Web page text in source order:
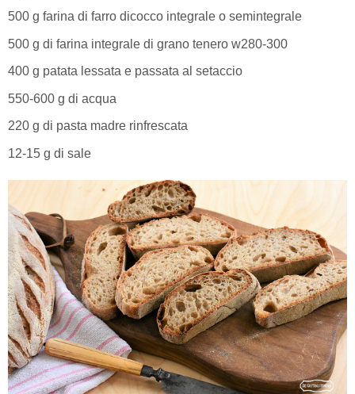
500 g farina di farro dicocco integrale o semintegrale
500 g di farina integrale di grano tenero w280-300
400 g patata lessata e passata al setaccio
550-600 g di acqua
220 g di pasta madre rinfrescata
12-15 g di sale